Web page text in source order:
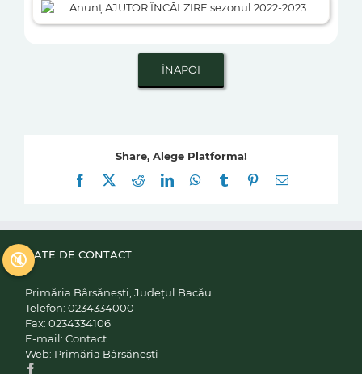
Anunț AJUTOR ÎNCĂLZIRE sezonul 2022-2023
Share, Alege Platforma!
Facebook
RedditLinkedInWhatsApp
Tumblr Pinterest
E-
DATE DE CONTACT
Primăria Bârsănești, Județul Bacău
Telefon: 0234334000
Fax: 0234334106
E-mail: Contact
Web: Primăria Bârsănești
🔇